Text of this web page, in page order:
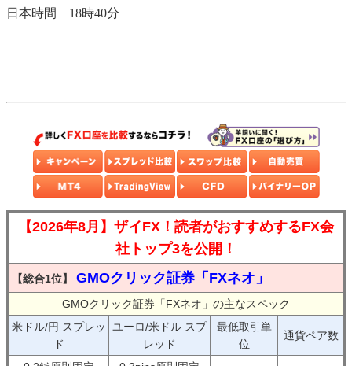
日本時間 18時40分
【2026年8月】ザイFX！読者がおすすめするFX会
社トップ3を公開！
【総合1位】 GMOクリック証券「FXネオ」
GMOクリック証券「FXネオ」の主なスペック
米ドル/円 スプレッ
ド
ユーロ/米ドル スプ
レッド
最低取引単
位
通貨ペア数